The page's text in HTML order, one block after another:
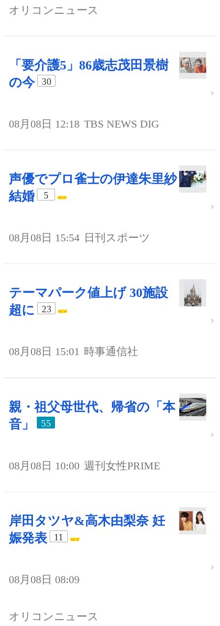
オリコンニュース
「要介護5」86歳志茂田景樹
の今
30
08月08日 12:18 TBS NEWS DIG
声優でプロ雀士の伊達朱里紗
結婚
5
08月08日 15:54 日刊スポーツ
テーマパーク値上げ 30施設
超に
23
08月08日 15:01 時事通信社
親・祖父母世代、帰省の「本
音」
55
08月08日 10:00 週刊女性PRIME
岸田タツヤ&高木由梨奈 妊
娠発表
11
08月08日 08:09
オリコンニュース